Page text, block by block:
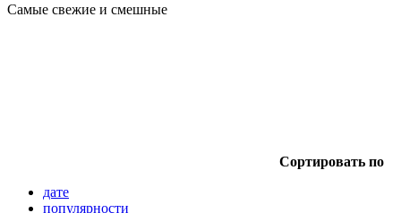
Самые свежие и смешные
Сортировать по
дате
популярности